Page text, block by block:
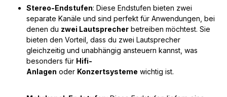
Stereo-Endstufen: Diese Endstufen bieten zwei
separate Kanäle und sind perfekt für Anwendungen, bei
denen du zwei Lautsprecher betreiben möchtest. Sie
bieten den Vorteil, dass du zwei Lautsprecher
gleichzeitig und unabhängig ansteuern kannst, was
besonders für Hifi-
Anlagen oder Konzertsysteme wichtig ist.